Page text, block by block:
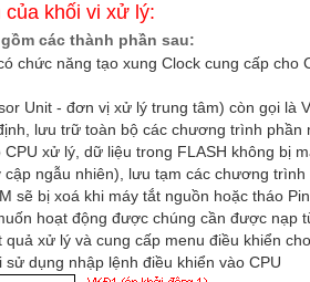
của khối vi xử lý:
các thành phần sau:
chức năng tạo xung Clock cung cấp
Unit - đơn vị xử lý trung tâm) còn gọi là
lưu trữ toàn bộ các chương trình
xử lý, dữ liệu trong FLASH không bị
cập ngẫu nhiên), lưu tạm các chương
sẽ bị xoá khi máy tắt nguồn hoặc tháo Pin
hoạt động được chúng cần được nạp
quả xử lý và cung cấp menu điều khiển
dụng nhập lệnh điều khiển vào CPU